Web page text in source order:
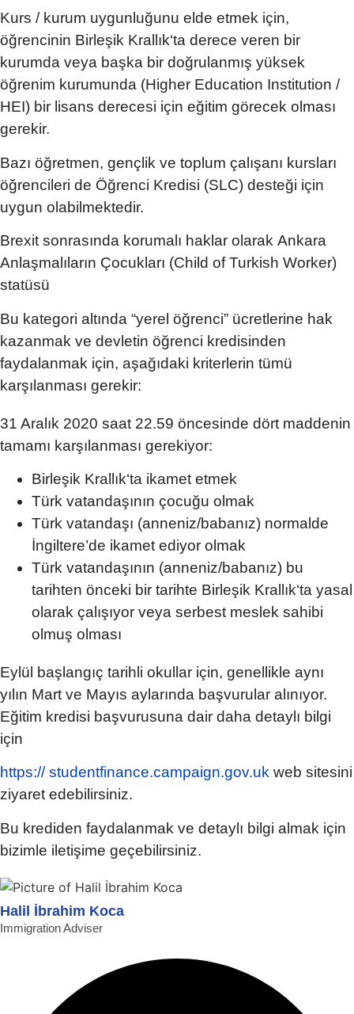
Kurs / kurum uygunluğunu elde etmek için,
öğrencinin Birleşik Krallık‘ta derece veren bir
kurumda veya başka bir doğrulanmış yüksek
öğrenim kurumunda (Higher Education Institution /
HEI) bir lisans derecesi için eğitim görecek olması
gerekir.
Bazı öğretmen, gençlik ve toplum çalışanı kursları
öğrencileri de Öğrenci Kredisi (SLC) desteği için
uygun olabilmektedir.
Brexit sonrasında korumalı haklar olarak Ankara
Anlaşmalıların Çocukları (Child of Turkish Worker)
statüsü
Bu kategori altında “yerel öğrenci” ücretlerine hak
kazanmak ve devletin öğrenci kredisinden
faydalanmak için, aşağıdaki kriterlerin tümü
karşılanması gerekir:
31 Aralık 2020 saat 22.59 öncesinde dört maddenin
tamamı karşılanması gerekiyor:
Birleşik Krallık‘ta ikamet etmek
Türk vatandaşının çocuğu olmak
Türk vatandaşı (anneniz/babanız) normalde
İngiltere’de ikamet ediyor olmak
Türk vatandaşının (anneniz/babanız) bu
tarihten önceki bir tarihte Birleşik Krallık‘ta yasal
olarak çalışıyor veya serbest meslek sahibi
olmuş olması
Eylül başlangıç tarihli okullar için, genellikle aynı
yılın Mart ve Mayıs aylarında başvurular alınıyor.
Eğitim kredisi başvurusuna dair daha detaylı bilgi
için
https:// studentfinance.campaign.gov.uk web sitesini
ziyaret edebilirsiniz.
Bu krediden faydalanmak ve detaylı bilgi almak için
bizimle iletişime geçebilirsiniz.
Halil İbrahim Koca
Immigration Adviser